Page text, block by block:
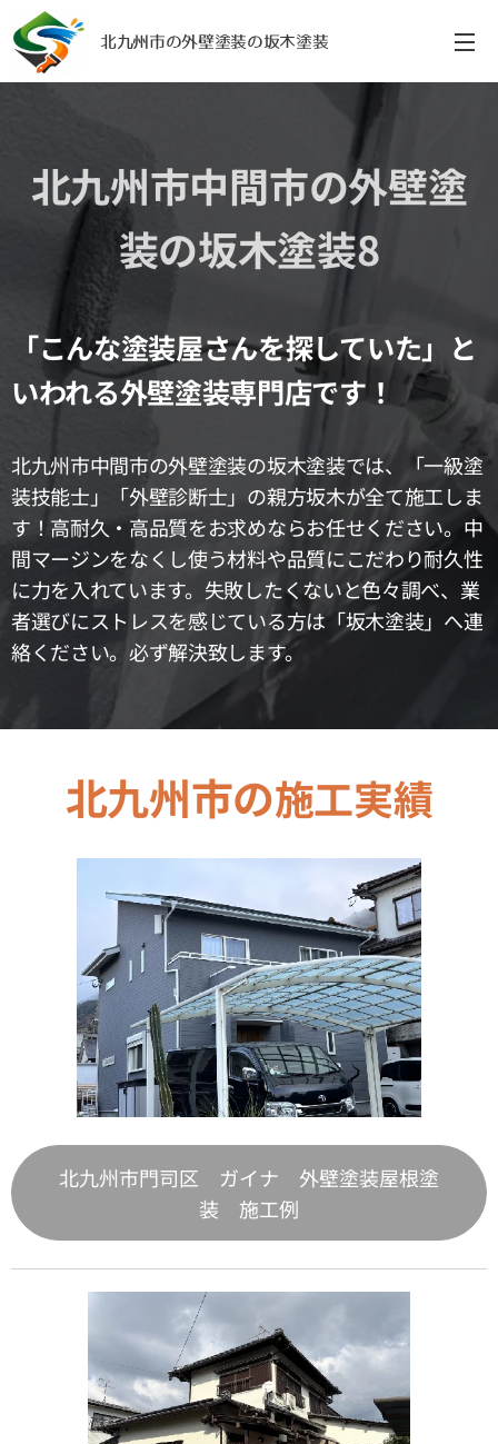
北九州市の外壁塗装の坂木塗装
北九州市中間市の外壁塗
装の坂木塗装8
「こんな塗装屋さんを探していた」と
いわれる外壁塗装専門店です！
北九州市中間市の外壁塗装の坂木塗装では、「一級塗
装技能士」「外壁診断士」の親方坂木が全て施工しま
す！高耐久・高品質をお求めならお任せください。中
間マージンをなくし使う材料や品質にこだわり耐久性
に力を入れています。失敗したくないと色々調べ、業
者選びにストレスを感じている方は「坂木塗装」へ連
絡ください。必ず解決致します。
北九州市の施工実績
北九州市門司区 ガイナ 外壁塗装屋根塗
装 施工例